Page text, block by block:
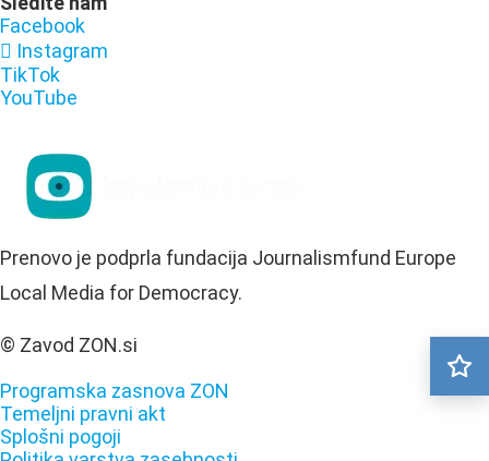
Facebook
Instagram
TikTok
YouTube
Prenovo je podprla fundacija Journalismfund Europe
Local Media for Democracy.
© Zavod ZON.si
Programska zasnova ZON
Temeljni pravni akt
Splošni pogoji